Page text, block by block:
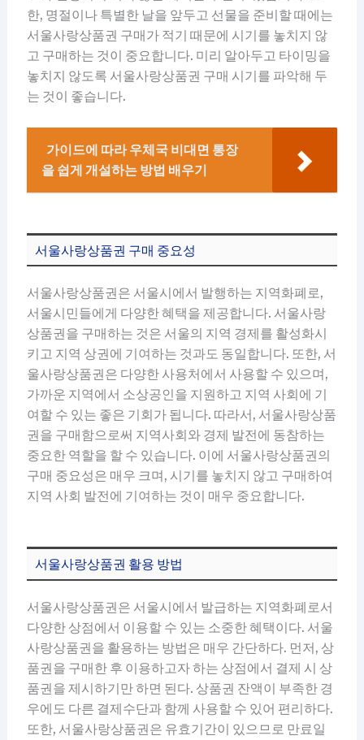
한, 명절이나 특별한 날을 앞두고 선물을 준비할 때에는
서울사랑상품권 구매가 적기 때문에 시기를 놓치지 않
고 구매하는 것이 중요합니다. 미리 알아두고 타이밍을
놓치지 않도록 서울사랑상품권 구매 시기를 파악해 두
는 것이 좋습니다.
가이드에 따라 우체국 비대면 통장
을 쉽게 개설하는 방법 배우기
서울사랑상품권 구매 중요성
서울사랑상품권은 서울시에서 발행하는 지역화폐로,
서울시민들에게 다양한 혜택을 제공합니다. 서울사랑
상품권을 구매하는 것은 서울의 지역 경제를 활성화시
키고 지역 상권에 기여하는 것과도 동일합니다. 또한, 서
울사랑상품권은 다양한 사용처에서 사용할 수 있으며,
가까운 지역에서 소상공인을 지원하고 지역 사회에 기
여할 수 있는 좋은 기회가 됩니다. 따라서, 서울사랑상품
권을 구매함으로써 지역사회와 경제 발전에 동참하는
중요한 역할을 할 수 있습니다. 이에 서울사랑상품권의
구매 중요성은 매우 크며, 시기를 놓치지 않고 구매하여
지역 사회 발전에 기여하는 것이 매우 중요합니다.
서울사랑상품권 활용 방법
서울사랑상품권은 서울시에서 발급하는 지역화폐로서
다양한 상점에서 이용할 수 있는 소중한 혜택이다. 서울
사랑상품권을 활용하는 방법은 매우 간단하다. 먼저, 상
품권을 구매한 후 이용하고자 하는 상점에서 결제 시 상
품권을 제시하기만 하면 된다. 상품권 잔액이 부족한 경
우에도 다른 결제수단과 함께 사용할 수 있어 편리하다.
또한, 서울사랑상품권은 유효기간이 있으므로 만료일